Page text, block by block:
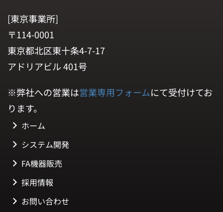
[東京事業所]
〒114-0001
東京都北区東十条4-7-17
アドリアビル 401号
※弊社への営業は営業専用フォームにて受付けてお
ります。
ホーム
システム開発
FA機器販売
採用情報
お問い合わせ